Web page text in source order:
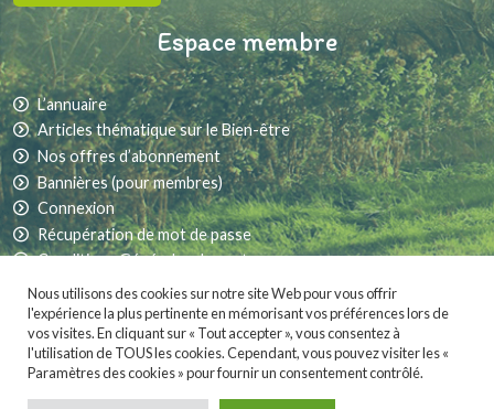
Espace membre
L’annuaire
Articles thématique sur le Bien-être
Nos offres d’abonnement
Bannières (pour membres)
Connexion
Récupération de mot de passe
Conditions Générales de vente
Partager sur les réseaux sociaux :
MaVieNature.fr est fièrement propulsé par . Une création Whornat Design
Mentions légales| Conditions générales de vente
Nous utilisons des cookies sur notre site Web pour vous offrir
l'expérience la plus pertinente en mémorisant vos préférences lors de
vos visites. En cliquant sur « Tout accepter », vous consentez à
l'utilisation de TOUS les cookies. Cependant, vous pouvez visiter les «
Paramètres des cookies » pour fournir un consentement contrôlé.